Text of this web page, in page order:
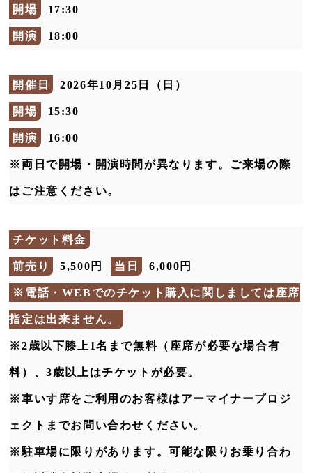
開場 17:30
開演 18:00
開催日 2026年10月25日（日）
開場 15:30
開演 16:00
※両日で開場・開演時間が異なります。ご来場の際
はご注意ください。
チケット料金
前売り 5,500円 当日 6,000円
※電話・WEBでのチケット購入に関しましては座席
指定は出来ません。
※2歳以下膝上1名まで無料（座席が必要な場合有
料）、3歳以上はチケットが必要。
※車いす席をご利用のお客様はアーマイナープロジ
ェクトまでお問い合わせください。
※駐車場に限りがあります。可能な限りお乗り合わ